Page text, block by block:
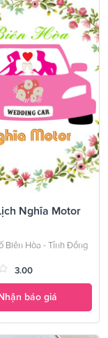
Nghĩa Motor
Biên Hòa - Tỉnh Đồng
3.00
báo giá